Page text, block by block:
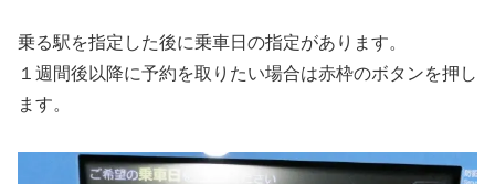
乗る駅を指定した後に乗車日の指定があります。
１週間後以降に予約を取りたい場合は赤枠のボタンを押し
ます。